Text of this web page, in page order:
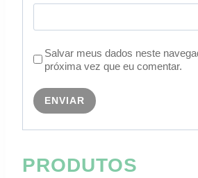
Salvar meus dados neste
próxima vez que eu comentar.
PRODUTOS